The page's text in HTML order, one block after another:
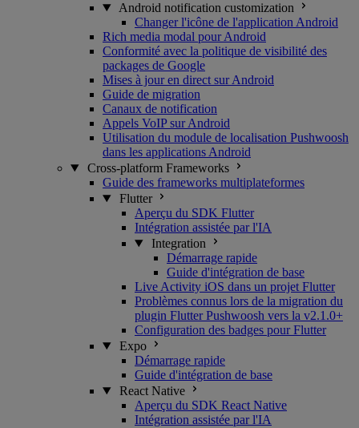
Android notification customization
Changer l'icône de l'application Android
Rich media modal pour Android
Conformité avec la politique de visibilité des
packages de Google
Mises à jour en direct sur Android
Guide de migration
Canaux de notification
Appels VoIP sur Android
Utilisation du module de localisation Pushwoosh
dans les applications Android
Cross-platform Frameworks
Guide des frameworks multiplateformes
Flutter
Aperçu du SDK Flutter
Intégration assistée par l'IA
Integration
Démarrage rapide
Guide d'intégration de base
Live Activity iOS dans un projet Flutter
Problèmes connus lors de la migration du
plugin Flutter Pushwoosh vers la v2.1.0+
Configuration des badges pour Flutter
Expo
Démarrage rapide
Guide d'intégration de base
React Native
Aperçu du SDK React Native
Intégration assistée par l'IA